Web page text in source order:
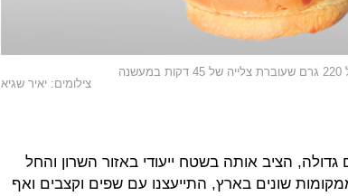
צילומים: יאיר שגיא
הציב אותה בשטח ייעודי באזור השרון והחל
שונים בארץ, התייעצנו עם שפים וקצבים ואף